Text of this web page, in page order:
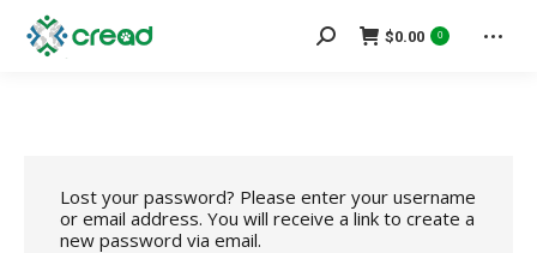
Search:$0.00 0
Lost your password? Please enter your username
or email address. You will receive a link to create a
new password via email.